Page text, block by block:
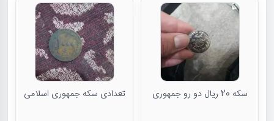
سکه 20 ریال دو رو جمهوری تعدادی سکه جمهوری اسلامی